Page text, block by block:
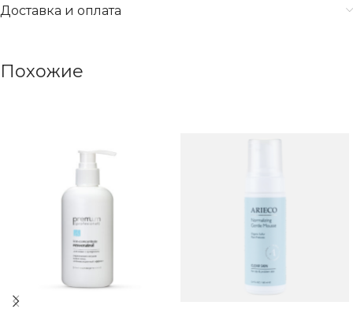
Доставка и оплата
Похожие